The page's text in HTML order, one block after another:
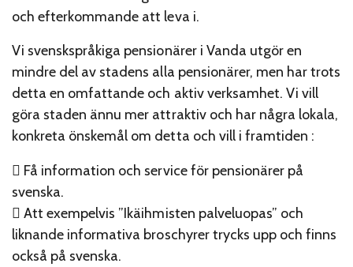
och efterkommande att leva i.
Vi svenskspråkiga pensionärer i Vanda utgör en
mindre del av stadens alla pensionärer, men har trots
detta en omfattande och aktiv verksamhet. Vi vill
göra staden ännu mer attraktiv och har några lokala,
konkreta önskemål om detta och vill i framtiden :
 Få information och service för pensionärer på
svenska.
 Att exempelvis ”Ikäihmisten palveluopas” och
liknande informativa broschyrer trycks upp och finns
också på svenska.